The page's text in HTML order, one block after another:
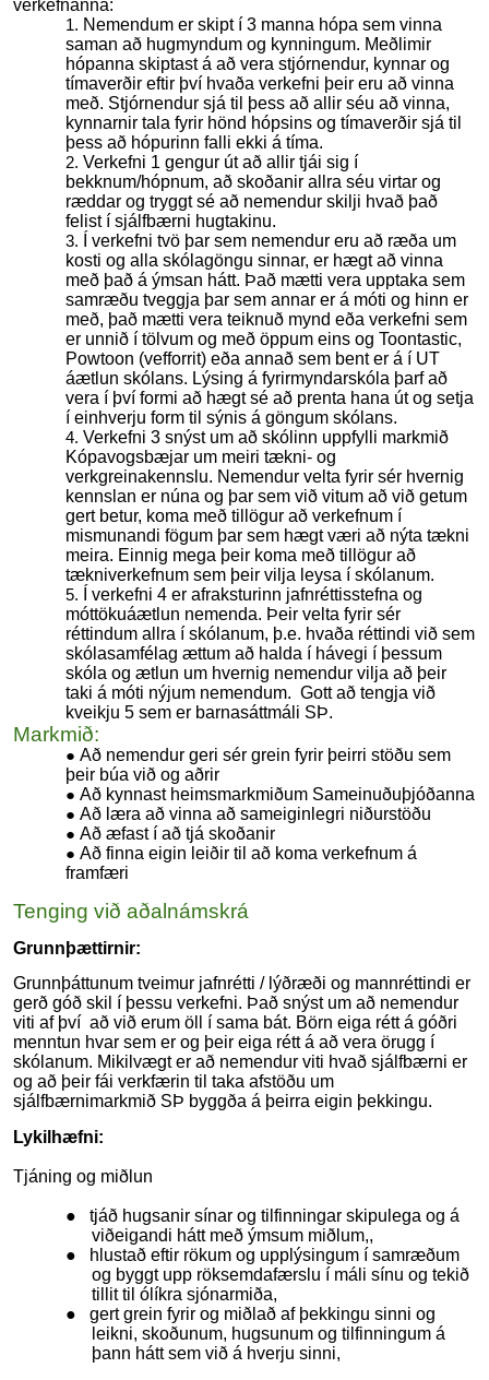
verkefnanna:
Nemendum er skipt í 3 manna hópa sem vinna
saman að hugmyndum og kynningum. Meðlimir
hópanna skiptast á að vera stjórnendur, kynnar og
tímaverðir eftir því hvaða verkefni þeir eru að vinna
með. Stjórnendur sjá til þess að allir séu að vinna,
kynnarnir tala fyrir hönd hópsins og tímaverðir sjá til
þess að hópurinn falli ekki á tíma.
Verkefni 1 gengur út að allir tjái sig í
bekknum/hópnum, að skoðanir allra séu virtar og
ræddar og tryggt sé að nemendur skilji hvað það
felist í sjálfbærni hugtakinu.
Í verkefni tvö þar sem nemendur eru að ræða um
kosti og alla skólagöngu sinnar, er hægt að vinna
með það á ýmsan hátt. Það mætti vera upptaka sem
samræðu tveggja þar sem annar er á móti og hinn er
með, það mætti vera teiknuð mynd eða verkefni sem
er unnið í tölvum og með öppum eins og Toontastic,
Powtoon (vefforrit) eða annað sem bent er á í UT
áætlun skólans. Lýsing á fyrirmyndarskóla þarf að
vera í því formi að hægt sé að prenta hana út og setja
í einhverju form til sýnis á göngum skólans.
Verkefni 3 snýst um að skólinn uppfylli markmið
Kópavogsbæjar um meiri tækni- og
verkgreinakennslu. Nemendur velta fyrir sér hvernig
kennslan er núna og þar sem við vitum að við getum
gert betur, koma með tillögur að verkefnum í
mismunandi fögum þar sem hægt væri að nýta tækni
meira. Einnig mega þeir koma með tillögur að
tækniverkefnum sem þeir vilja leysa í skólanum.
Í verkefni 4 er afraksturinn jafnréttisstefna og
móttökuáætlun nemenda. Þeir velta fyrir sér
réttindum allra í skólanum, þ.e. hvaða réttindi við sem
skólasamfélag ættum að halda í hávegi í þessum
skóla og ætlun um hvernig nemendur vilja að þeir
taki á móti nýjum nemendum. Gott að tengja við
kveikju 5 sem er barnasáttmáli SÞ.
Markmið:
Að nemendur geri sér grein fyrir þeirri stöðu sem
þeir búa við og aðrir
Að kynnast heimsmarkmiðum Sameinuðuþjóðanna
Að læra að vinna að sameiginlegri niðurstöðu
Að æfast í að tjá skoðanir
Að finna eigin leiðir til að koma verkefnum á
framfæri
Tenging við aðalnámskrá
Grunnþættirnir:
Grunnþáttunum tveimur jafnrétti / lýðræði og mannréttindi er
gerð góð skil í þessu verkefni. Það snýst um að nemendur
viti af því að við erum öll í sama bát. Börn eiga rétt á góðri
menntun hvar sem er og þeir eiga rétt á að vera örugg í
skólanum. Mikilvægt er að nemendur viti hvað sjálfbærni er
og að þeir fái verkfærin til taka afstöðu um
sjálfbærnimarkmið SÞ byggða á þeirra eigin þekkingu.
Lykilhæfni:
Tjáning og miðlun
● tjáð hugsanir sínar og tilfinningar skipulega og á
viðeigandi hátt með ýmsum miðlum,,
● hlustað eftir rökum og upplýsingum í samræðum
og byggt upp röksemdafærslu í máli sínu og tekið
tillit til ólíkra sjónarmiða,
● gert grein fyrir og miðlað af þekkingu sinni og
leikni, skoðunum, hugsunum og tilfinningum á
þann hátt sem við á hverju sinni,